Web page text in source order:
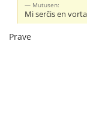
Mutusen:
Mi serĉis en
Prave